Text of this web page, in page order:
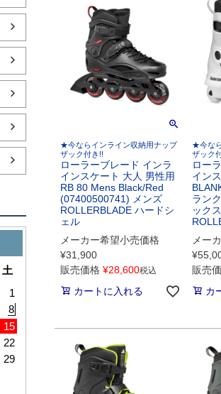
★今ならインライン収納用ナップ
ザック付き!!
ローラーブレード インラ
インスケート 大人 男性用
RB 80 Mens Black/Red
(07400500741) メンズ
ROLLERBLADE ハードシ
ェル
メーカー希望小売価格
¥31,900
販売価格 ¥28,600税込
カートに入れる
★今な
ザック
ロー
イン
ラン
ック
メー
¥
販売
カ